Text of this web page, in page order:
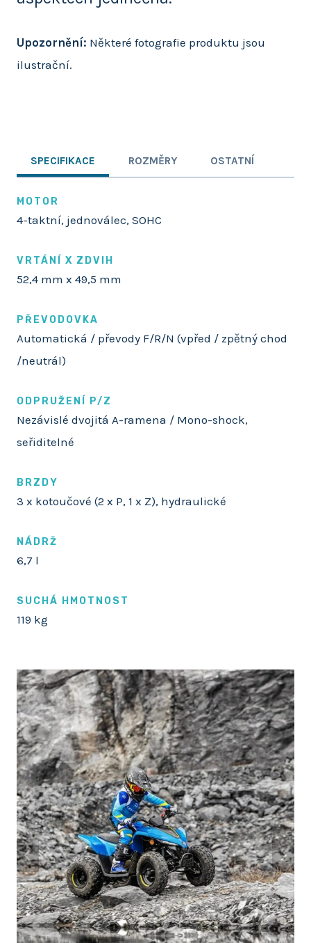
Upozornění: Některé fotografie produktu jsou
ilustrační.
SPECIFIKACE ROZMĚRY OSTATNÍ
MOTOR
4-taktní, jednoválec, SOHC
VRTÁNÍ X ZDVIH
52,4 mm x 49,5 mm
PŘEVODOVKA
Automatická / převody F/R/N (vpřed / zpětný chod
/neutrál)
ODPRUŽENÍ P/Z
Nezávislé dvojitá A-ramena / Mono-shock,
seřiditelné
BRZDY
3 x kotoučové (2 x P, 1 x Z), hydraulické
NÁDRŽ
6,7 l
SUCHÁ HMOTNOST
119 kg